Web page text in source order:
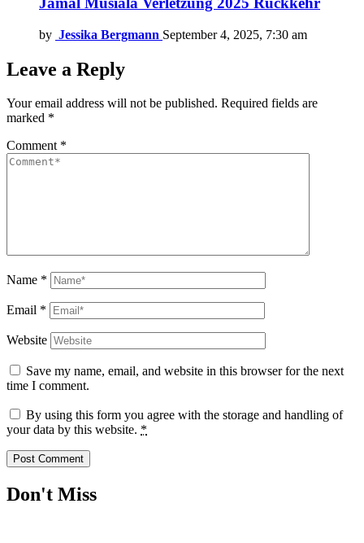
by Jessika Bergmann September 4, 2025, 7:30 am
Leave a Reply
Your email address will not be published. Required fields are
marked *
Comment *
Name *
Email *
Website
Save my name, email, and website in this browser for the next
time I comment.
By using this form you agree with the storage and handling of
your data by this website. *
Don't Miss